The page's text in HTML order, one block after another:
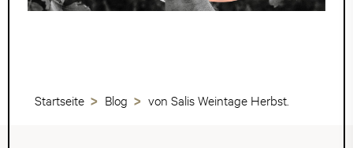
Startseite Blog von Salis Weintage Herbst.